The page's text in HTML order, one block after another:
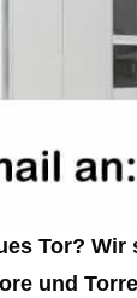
Tor?
und